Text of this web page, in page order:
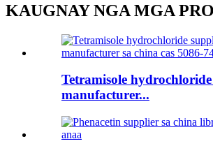
KAUGNAY NGA MGA
Tetramisole
manufacturer...